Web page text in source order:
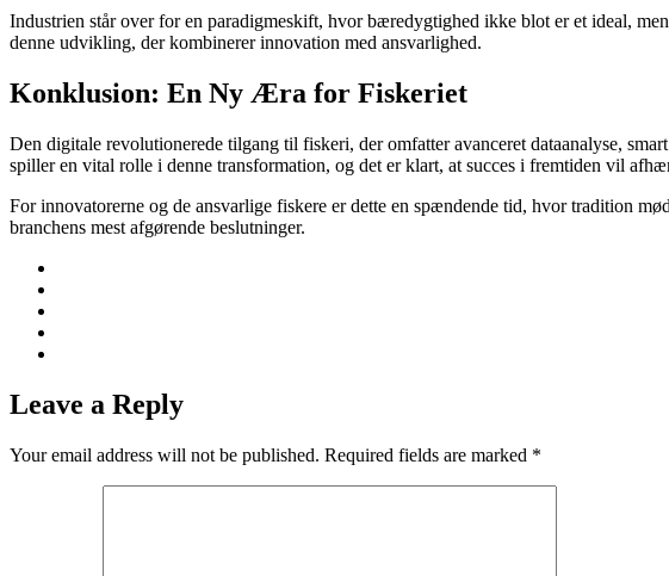
Industrien står over for en paradigmeskift, hvor bæredygtighed ikke blot er et ideal,
denne udvikling, der kombinerer innovation med ansvarlighed.
Konklusion: En Ny Æra for Fiskeriet
Den digitale revolutionerede tilgang til fiskeri, der omfatter avanceret dataanalyse,
spiller en vital rolle i denne transformation, og det er klart, at succes i fremtiden vil
For innovatorerne og de ansvarlige fiskere er dette en spændende tid, hvor tradition
branchens mest afgørende beslutninger.
Leave a Reply
Your email address will not be published. Required fields are marked *